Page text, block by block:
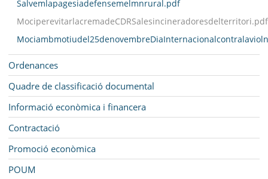
Salvemlapagesiadefensemelmnrural.pdf
MociperevitarlacremadeCDRSalesincineradoresdelterritori.pdf
Ordenances
Quadre de classificació documental
Informació econòmica i financera
Contractació
Promoció econòmica
POUM